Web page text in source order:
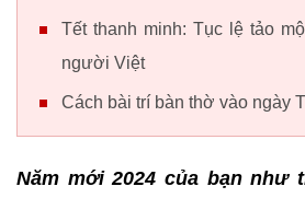
Tết thanh minh: Tục lệ tảo
người Việt
Cách bài trí bàn thờ vào ngày
Năm mới 2024 của bạn như